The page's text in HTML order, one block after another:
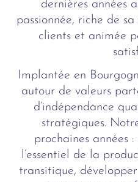
dernières années
passionnée, riche de
clients et animée
Implantée en
autour de valeurs
d’indépendance
stratégiques.
prochaines années
l’essentiel de la
transitique,